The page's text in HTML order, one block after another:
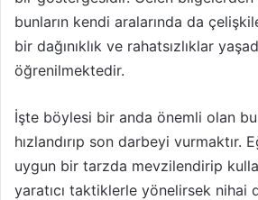
bunların kendi aralarında da
bir dağınıklık ve rahatsızlıklar
öğrenilmektedir.
İşte böylesi bir anda önemli olan
hızlandırıp son darbeyi vurmaktır.
uygun bir tarzda mevzilendirip
yaratıcı taktiklerle yönelirsek nihai